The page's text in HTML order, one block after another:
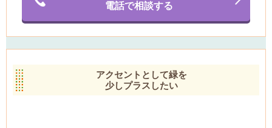
電話で相談する
アクセントとして緑を
少しプラスしたい